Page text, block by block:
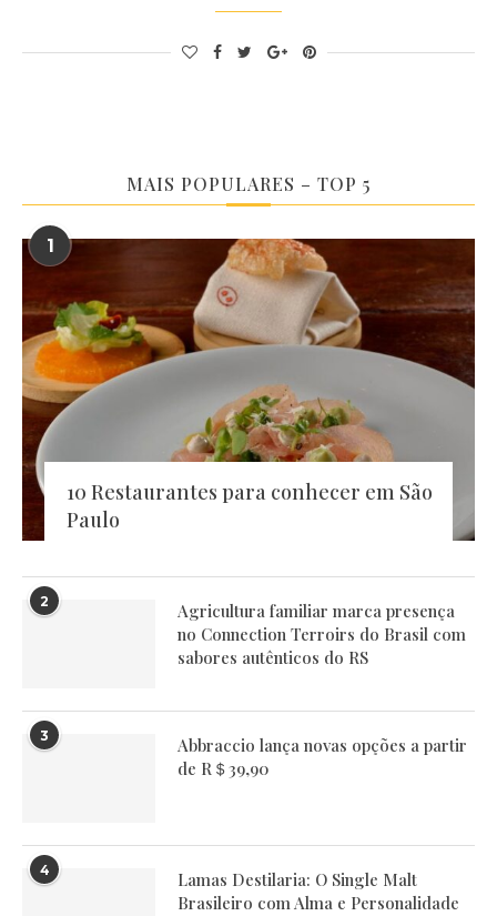
MAIS POPULARES – TOP 5
1
10 Restaurantes para conhecer em São
Paulo
2
Agricultura familiar marca presença
no Connection Terroirs do Brasil com
sabores autênticos do RS
3
Abbraccio lança novas opções a partir
de R＄39,90
4
Lamas Destilaria: O Single Malt
Brasileiro com Alma e Personalidade